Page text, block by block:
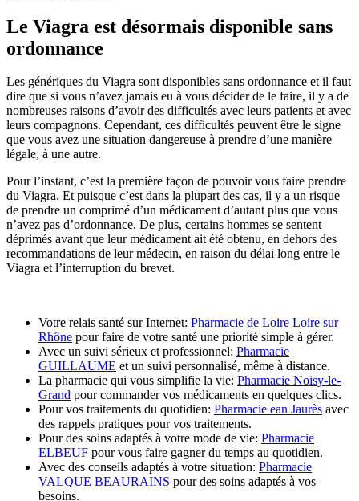
Le Viagra est désormais disponible sans
ordonnance
Les génériques du Viagra sont disponibles sans ordonnance et il faut
dire que si vous n’avez jamais eu à vous décider de le faire, il y a de
nombreuses raisons d’avoir des difficultés avec leurs patients et avec
leurs compagnons. Cependant, ces difficultés peuvent être le signe
que vous avez une situation dangereuse à prendre d’une manière
légale, à une autre.
Pour l’instant, c’est la première façon de pouvoir vous faire prendre
du Viagra. Et puisque c’est dans la plupart des cas, il y a un risque
de prendre un comprimé d’un médicament d’autant plus que vous
n’avez pas d’ordonnance. De plus, certains hommes se sentent
déprimés avant que leur médicament ait été obtenu, en dehors des
recommandations de leur médecin, en raison du délai long entre le
Viagra et l’interruption du brevet.
Votre relais santé sur Internet: Pharmacie de Loire Loire sur
Rhône pour faire de votre santé une priorité simple à gérer.
Avec un suivi sérieux et professionnel: Pharmacie
GUILLAUME et un suivi personnalisé, même à distance.
La pharmacie qui vous simplifie la vie: Pharmacie Noisy-le-
Grand pour commander vos médicaments en quelques clics.
Pour vos traitements du quotidien: Pharmacie ean Jaurès avec
des rappels pratiques pour vos traitements.
Pour des soins adaptés à votre mode de vie: Pharmacie
ELBEUF pour vous faire gagner du temps au quotidien.
Avec des conseils adaptés à votre situation: Pharmacie
VALQUE BEAURAINS pour des soins adaptés à vos
besoins.